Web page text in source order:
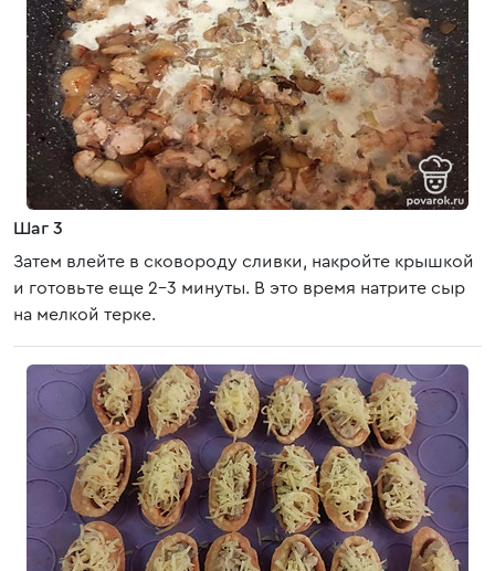
Шаг 3
Затем влейте в сковороду сливки, накройте крышкой
и готовьте еще 2-3 минуты. В это время натрите сыр
на мелкой терке.